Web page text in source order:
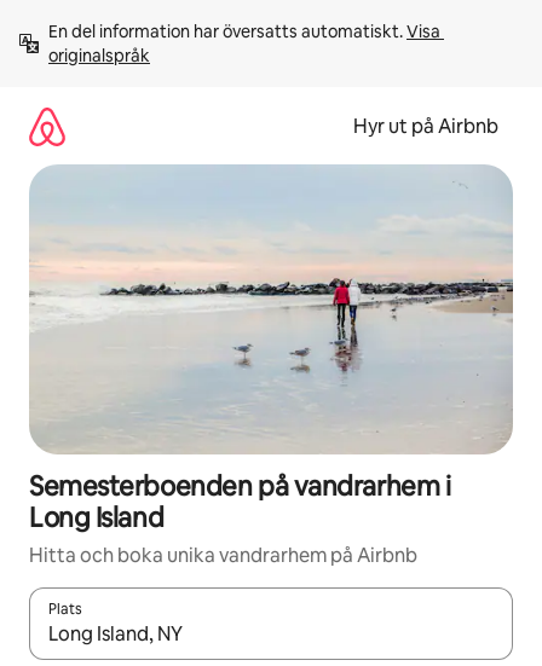
innehåll
En del information har översatts automatiskt. Visa
originalspråk
Hyr ut på Airbnb
Semesterboenden på vandrarhem i
Long Island
Hitta och boka unika vandrarhem på Airbnb
Plats
När resultaten är tillgängliga kan du navigera med upp- och